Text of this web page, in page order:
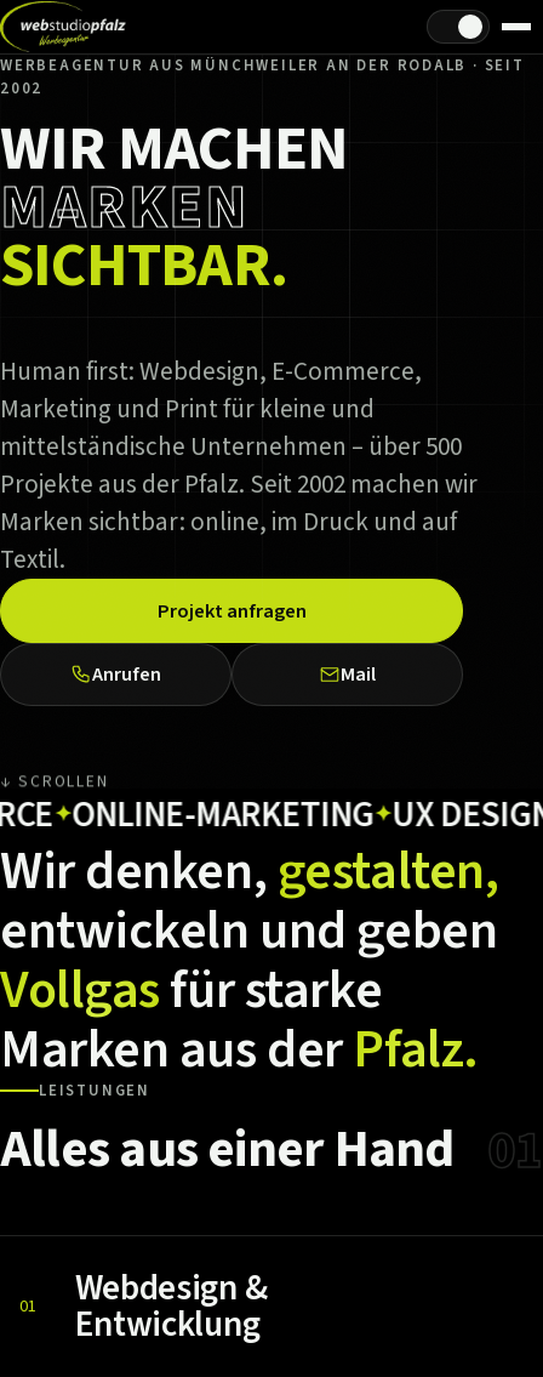
Hell/Dunkel
WERBEAGENTUR AUS MÜNCHWEILER AN DER RODALB · SEIT
2002
WIR MACHEN
MARKEN
SICHTBAR.
Human first: Webdesign, E-Commerce,
Marketing und Print für kleine und
mittelständische Unternehmen – über 500
Projekte aus der Pfalz. Seit 2002 machen wir
Marken sichtbar: online, im Druck und auf
Textil.
Projekt anfragen
Anrufen Mail
↓ SCROLLEN
ONLINE-MARKETING✦ UX DESIGN✦
Wirdenken,gestalten,
entwickeln und geben
Vollgasfürstarke
MarkenausderPfalz.
LEISTUNGEN
AllesauseinerHand 01
01 Webdesign &
Entwicklung